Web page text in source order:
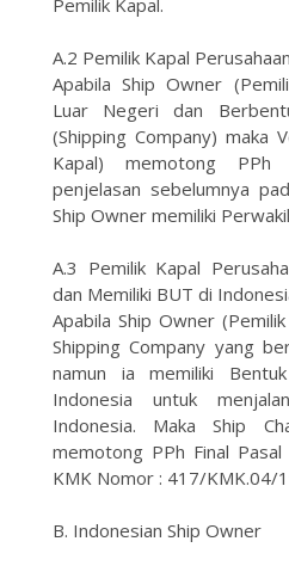
Pemilik Kapal.
A.2 Pemilik Kapal
Apabila Ship Owner
Luar Negeri dan
(Shipping Company) maka
Kapal) memotong PPh
penjelasan sebelumnya
Ship Owner memiliki
A.3 Pemilik Kapal
dan Memiliki BUT di
Apabila Ship Owner
Shipping Company yang
namun ia memiliki
Indonesia untuk
Indonesia. Maka Ship
memotong PPh Final
KMK Nomor : 417/KMK.04/
B. Indonesian Ship Owner